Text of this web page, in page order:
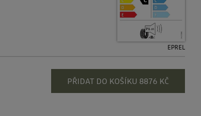
EPREL
PŘIDAT DO KOŠÍKU 8876 KČ